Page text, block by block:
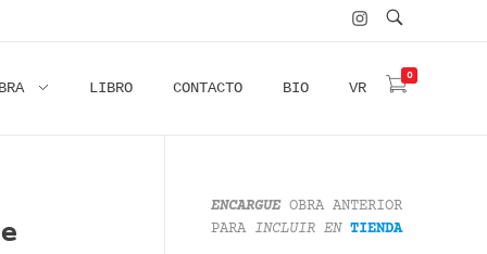
0
LIBRO CONTACTO BIO VR
ENCARGUE OBRA ANTERIOR
PARA INCLUIR EN TIENDA